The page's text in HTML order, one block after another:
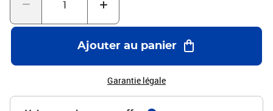
Ajouter au panier
Garantie légale